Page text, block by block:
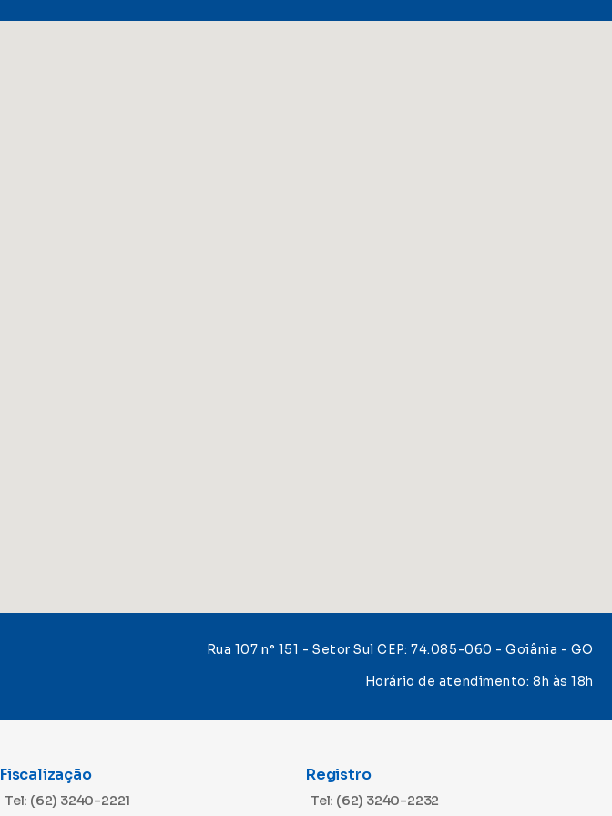
Rua 107 n° 151 - Setor Sul CEP: 74.085-060 - Goiânia - GO
Horário de atendimento: 8h às 18h
Fiscalização
Tel: (62) 3240-2221
Registro
Tel: (62) 3240-2232